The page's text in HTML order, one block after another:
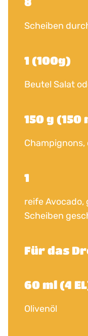
Scheiben
1 (100g)
Beutel Salat
150 g (150
1
reife
Scheiben
Für das
60 ml (4
Olivenöl